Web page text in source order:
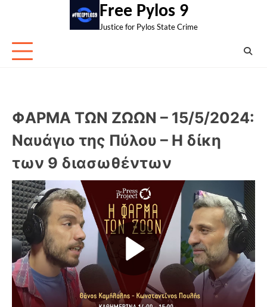
Free Pylos 9
Justice for Pylos State Crime
ΦΑΡΜΑ ΤΩΝ ΖΩΩΝ – 15/5/2024:
Ναυάγιο της Πύλου – Η δίκη
των 9 διασωθέντων